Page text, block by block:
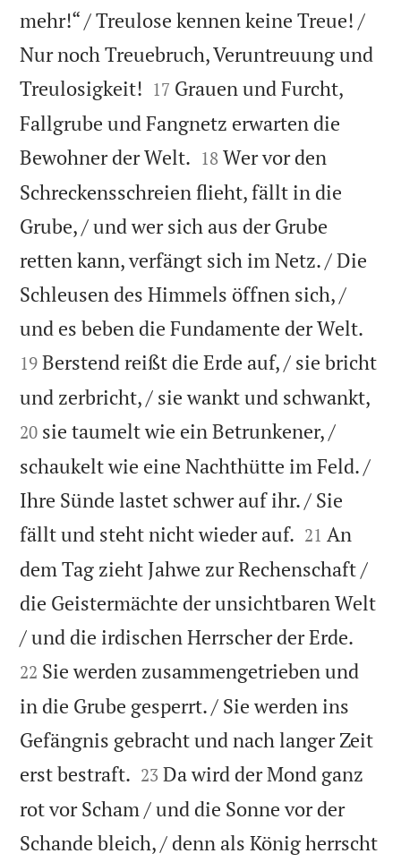
mehr!“ / Treulose kennen keine Treue! /
Nur noch Treuebruch, Veruntreuung und
Treulosigkeit! 

17 Grauen und Furcht,
Fallgrube und Fangnetz erwarten die
Bewohner der Welt. 

18 Wer vor den
Schreckensschreien flieht, fällt in die
Grube, / und wer sich aus der Grube
retten kann, verfängt sich im Netz. / Die
Schleusen des Himmels öffnen sich, /
und es beben die Fundamente der Welt.
19 Berstend reißt die Erde auf, / sie bricht
und zerbricht, / sie wankt und schwankt,
20 sie taumelt wie ein Betrunkener, /
schaukelt wie eine Nachthütte im Feld. /
Ihre Sünde lastet schwer auf ihr. / Sie
fällt und steht nicht wieder auf. 

21 An
dem Tag zieht Jahwe zur Rechenschaft /
die Geistermächte der unsichtbaren Welt
/ und die irdischen Herrscher der Erde.
22 Sie werden zusammengetrieben und
in die Grube gesperrt. / Sie werden ins
Gefängnis gebracht und nach langer Zeit
erst bestraft. 

23 Da wird der Mond ganz
rot vor Scham / und die Sonne vor der
Schande bleich, / denn als König herrscht